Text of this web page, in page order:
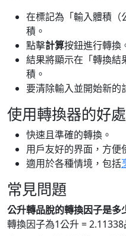
在標記為「輸入體積（
積。
點擊計算按鈕進行轉換
結果將顯示在「轉換結
積。
要清除輸入並開始新的
使用轉換器的好處
快速且準確的轉換。
用戶友好的界面，方便
適用於各種情境，包括
常見問題
公升轉品脫的轉換因子是多
轉換因子為1公升 = 2.11338